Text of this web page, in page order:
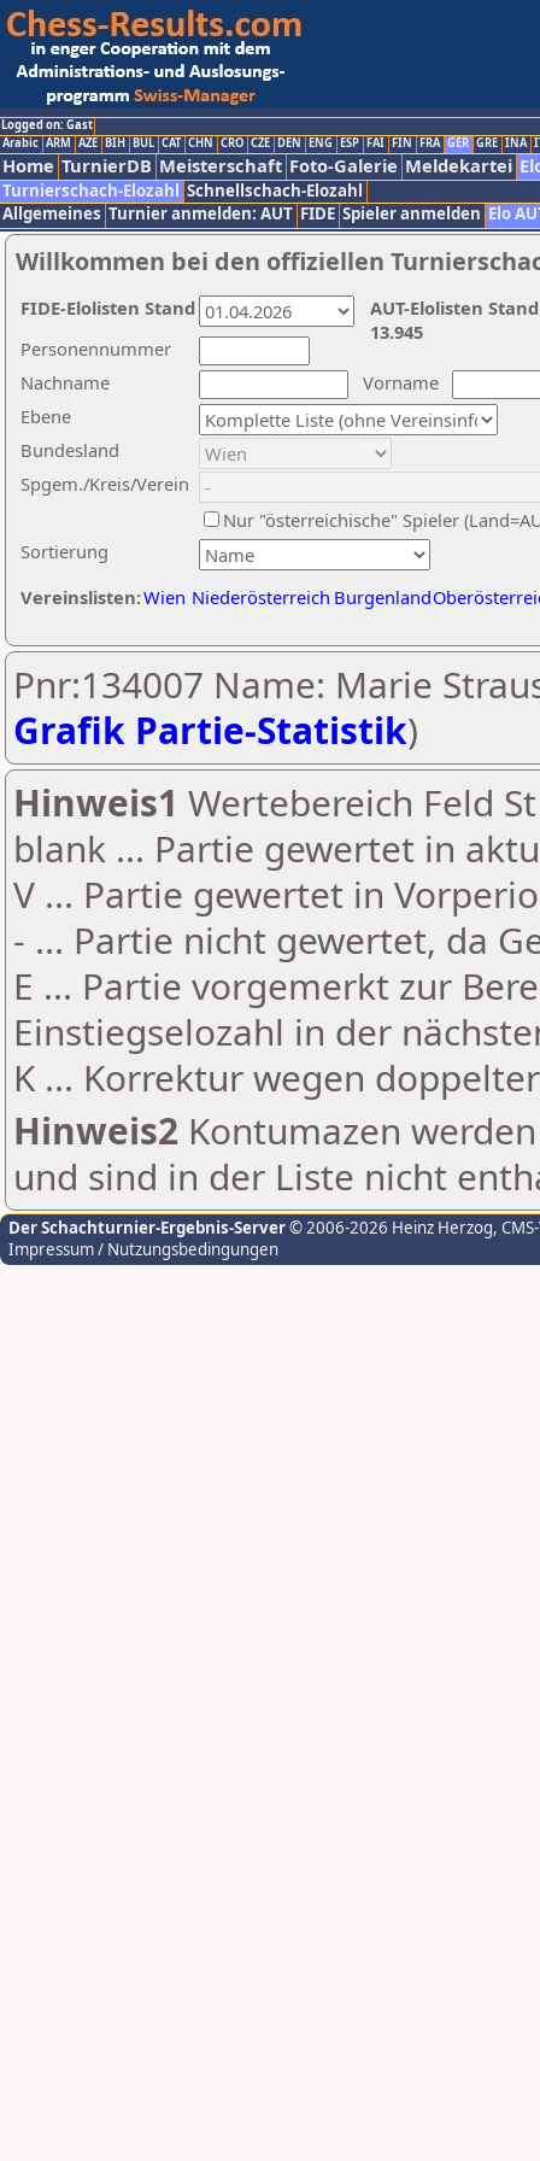
Logged on: Gast
Arabic ARM AZE BIH BUL CAT CHN CRO CZE DEN ENG ESP FAI FIN FRA GER GRE INA
Home TurnierDB Meisterschaft Foto-Galerie Meldekartei
Turnierschach-Elozahl Schnellschach-Elozahl
Allgemeines Turnier anmelden: AUT FIDE Spieler anmelden Elo
Willkommen bei den offiziellen
Nachname
Vorname
Ebene
Sortierung
Personennummer
Bundesland
Spgem./Kreis/Verein
Nur "österreichische" Spieler
Vereinslisten:Wien Niederösterreich Burgenland
AUT-Elolisten
13.945
FIDE-Elolisten Stand
Pnr:134007 Name: Marie
Grafik Partie-Statistik)
Hinweis1 Wertebereich Feld
blank ... Partie gewertet in
V ... Partie gewertet in
- ... Partie nicht gewertet, da
E ... Partie vorgemerkt zur
Einstiegselozahl in der
K ... Korrektur wegen
Hinweis2 Kontumazen
und sind in der Liste nicht
Der Schachturnier-Ergebnis-Server© 2006-2026 Heinz Herzog,
Impressum / Nutzungsbedingungen